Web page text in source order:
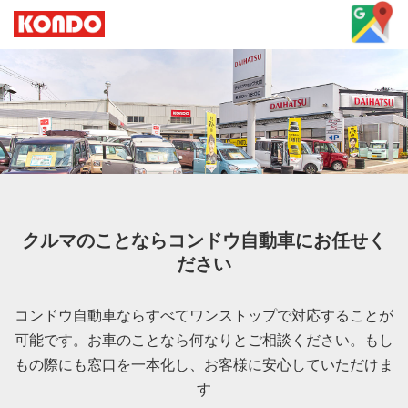
クルマのことならコンドウ自動車にお任せく
ださい
コンドウ自動車ならすべてワンストップで対応することが
可能です。お車のことなら何なりとご相談ください。もし
もの際にも窓口を一本化し、お客様に安心していただけま
す